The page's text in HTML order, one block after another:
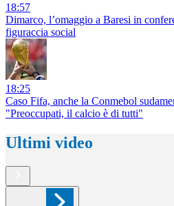
18:57
Dimarco, l’omaggio a Baresi in
figuraccia social
18:25
Caso Fifa, anche la Conmebol
"Preoccupati, il calcio è di tutti"
Ultimi video